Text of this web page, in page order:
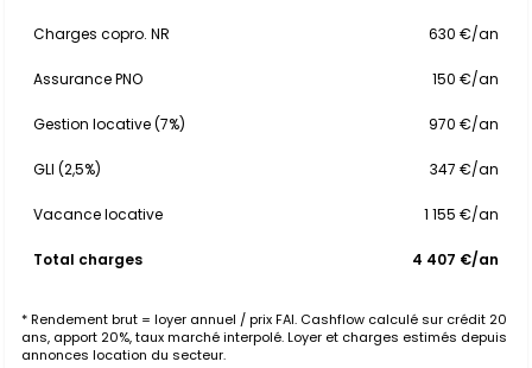
Charges copro. NR 630 €/an
Assurance PNO 150 €/an
Gestion locative (7%) 970 €/an
GLI (2,5%) 347 €/an
Vacance locative 1 155 €/an
Total charges 4 407 €/an
* Rendement brut = loyer annuel / prix FAI. Cashflow calculé sur crédit 20
ans, apport 20%, taux marché interpolé. Loyer et charges estimés depuis
annonces location du secteur.